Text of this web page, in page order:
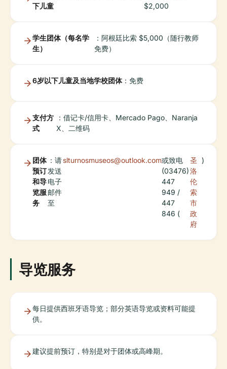
下儿童
$2,000
学生团体（每名学
生）
：阿根廷比索 $5,000（随行教师
免费）
6岁以下儿童及当地学校团体：免费
支付方
式
：借记卡/信用卡、Mercado Pago、Naranja
X、二维码
团体
预订
和导
览服
务
：请
发送
电子
邮件
至
slturnosmuseos@outlook.com或致电
(03476)
447
949 /
447
846 (
圣
洛
伦
索
市
政
府
)
导览服务
每日提供西班牙语导览；部分英语导览或资料可能提
供。
建议提前预订，特别是对于团体或高峰期。